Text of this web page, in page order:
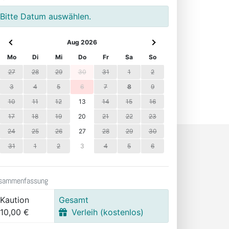
Bitte Datum auswählen.
Aug 2026
Mo
Di Mi Do Fr Sa
So
27
28 29 30 31 1
2
3
4 5 6 7 8
9
10
11 12 13 14 15
16
17
18 19 20 21 22
23
24
25 26 27 28 29
30
31
1 2 3 4 5 6
Kaution
10,00 €
Gesamt
Verleih (kostenlos)